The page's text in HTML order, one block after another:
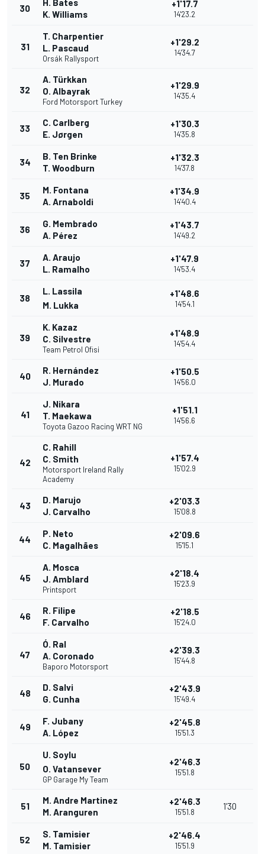
30
H. Bates
K. Williams
+1'17.7
14'23.2
31
T. Charpentier
L. Pascaud
Orsák Rallysport
+1'29.2
14'34.7
32
A. Türkkan
O. Albayrak
Ford Motorsport Turkey
+1'29.9
14'35.4
33
C. Carlberg
E. Jørgen
+1'30.3
14'35.8
34
B. Ten Brinke
T. Woodburn
+1'32.3
14'37.8
35
M. Fontana
A. Arnaboldi
+1'34.9
14'40.4
36
G. Membrado
A. Pérez
+1'43.7
14'49.2
37
A. Araujo
L. Ramalho
+1'47.9
14'53.4
38
L. Lassila
M. Lukka
+1'48.6
14'54.1
39
K. Kazaz
C. Silvestre
Team Petrol Ofisi
+1'48.9
14'54.4
40
R. Hernández
J. Murado
+1'50.5
14'56.0
41
J. Nikara
T. Maekawa
Toyota Gazoo Racing WRT NG
+1'51.1
14'56.6
42
C. Rahill
C. Smith
Motorsport Ireland Rally
Academy
+1'57.4
15'02.9
43
D. Marujo
J. Carvalho
+2'03.3
15'08.8
44
P. Neto
C. Magalhães
+2'09.6
15'15.1
45
A. Mosca
J. Amblard
Printsport
+2'18.4
15'23.9
46
R. Filipe
F. Carvalho
+2'18.5
15'24.0
47
Ó. Ral
A. Coronado
Baporo Motorsport
+2'39.3
15'44.8
48
D. Salvi
G. Cunha
+2'43.9
15'49.4
49
F. Jubany
A. López
+2'45.8
15'51.3
50
U. Soylu
O. Vatansever
GP Garage My Team
+2'46.3
15'51.8
51
M. Andre Martinez
M. Aranguren
+2'46.3
15'51.8
1'30
52
S. Tamisier
M. Tamisier
+2'46.4
15'51.9